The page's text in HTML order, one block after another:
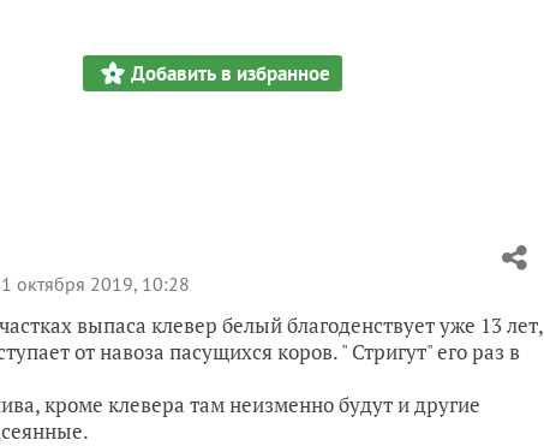
Добавить в избранное
октября 2019, 10:28
выпаса клевер белый благоденствует уже 13 лет,
от навоза пасущихся коров. " Стригут" его раз в
кроме клевера там неизменно будут и другие